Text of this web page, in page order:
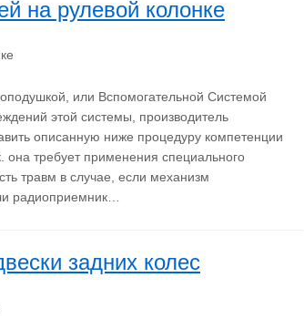
на рулевой колонке
или Вспомогательной Системой
этой системы, производитель
описанную ниже процедуру компетенции
она требует применения специального
травм в случае, если механизм
радиоприемник…
задних колес